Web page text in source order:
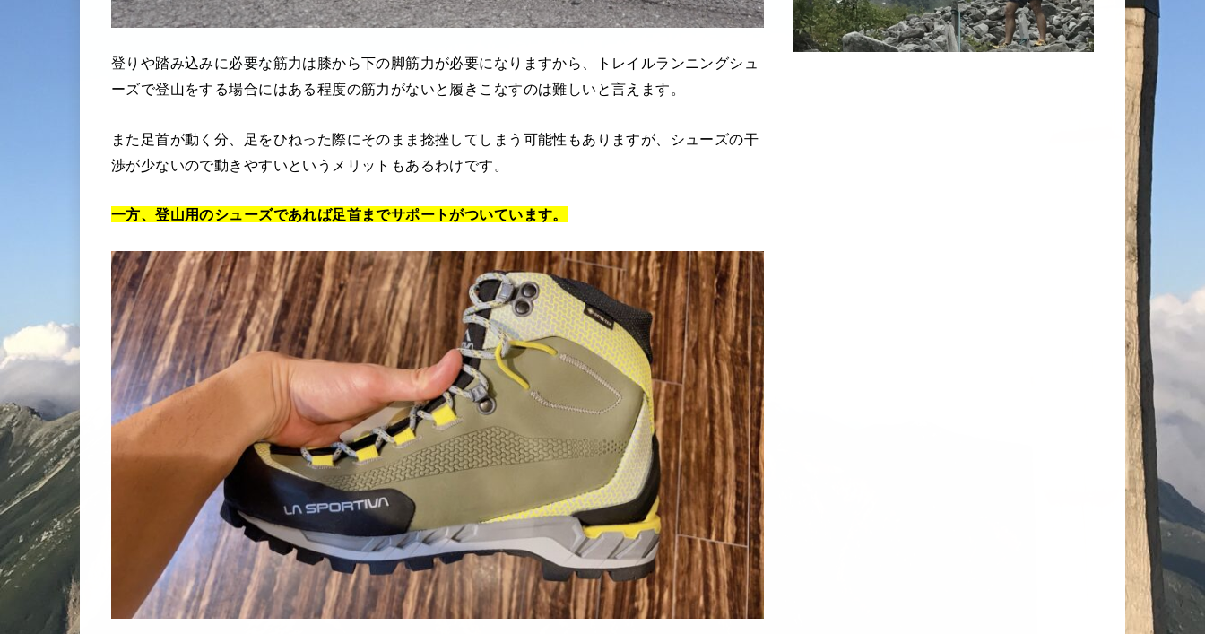
登りや踏み込みに必要な筋力は膝から下の脚筋力が必要になりますから、トレイルランニングシュ
ーズで登山をする場合にはある程度の筋力がないと履きこなすのは難しいと言えます。
また足首が動く分、足をひねった際にそのまま捻挫してしまう可能性もありますが、シューズの干
渉が少ないので動きやすいというメリットもあるわけです。
一方、登山用のシューズであれば足首までサポートがついています。